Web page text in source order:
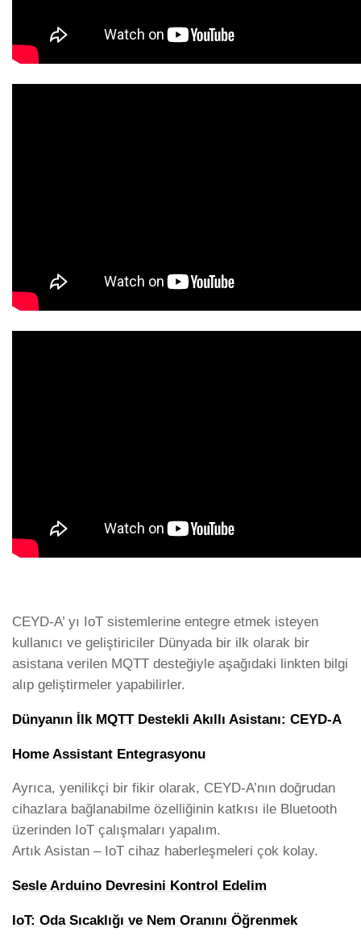
CEYD-A’ yı IoT sistemlerine entegre etmek isteyen
kullanıcı ve geliştiriciler Dünyada bir ilk olarak bir
asistana verilen MQTT desteğiyle aşağıdaki linkten bilgi
alıp geliştirmeler yapabilirler.
Dünyanın İlk MQTT Destekli Akıllı Asistanı: CEYD-A
Home Assistant Entegrasyonu
Ayrıca, yenilikçi bir fikir olarak, CEYD-A’nın doğrudan
cihazlara bağlanabilme özelliğinin katkısı ile Bluetooth
üzerinden IoT çalışmaları yapalım.
Artık Asistan – IoT cihaz haberleşmeleri çok kolay.
Sesle Arduino Devresini Kontrol Edelim
IoT: Oda Sıcaklığı ve Nem Oranını Öğrenmek